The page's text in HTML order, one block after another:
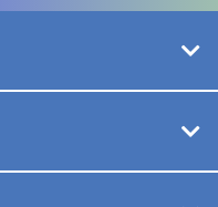
dan Sengketa